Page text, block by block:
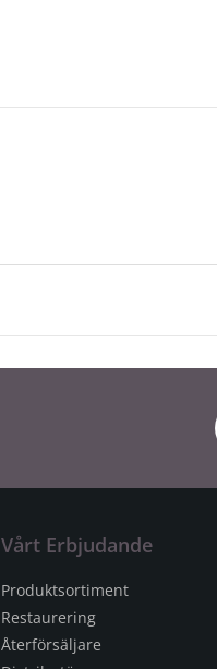
Vårt Erbjudande
Produktsortiment
Restaurering
Återförsäljare